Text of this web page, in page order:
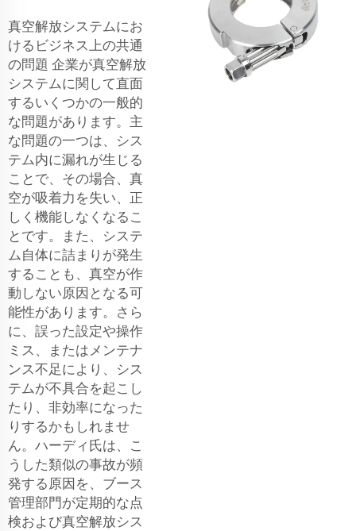
真空解放システムにお
けるビジネス上の共通
の問題 企業が真空解放
システムに関して直面
するいくつかの一般的
な問題があります。主
な問題の一つは、シス
テム内に漏れが生じる
ことで、その場合、真
空が吸着力を失い、正
しく機能しなくなるこ
とです。また、システ
ム自体に詰まりが発生
することも、真空が作
動しない原因となる可
能性があります。さら
に、誤った設定や操作
ミス、またはメンテナ
ンス不足により、シス
テムが不具合を起こし
たり、非効率になった
りするかもしれませ
ん。ハーディ氏は、こ
うした類似の事故が頻
発する原因を、ブース
管理部門が定期的な点
検および真空解放シス